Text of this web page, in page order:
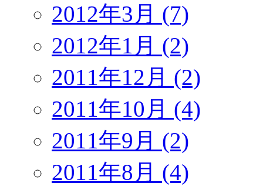
2012年3月 (7)
2012年1月 (2)
2011年12月 (2)
2011年10月 (4)
2011年9月 (2)
2011年8月 (4)